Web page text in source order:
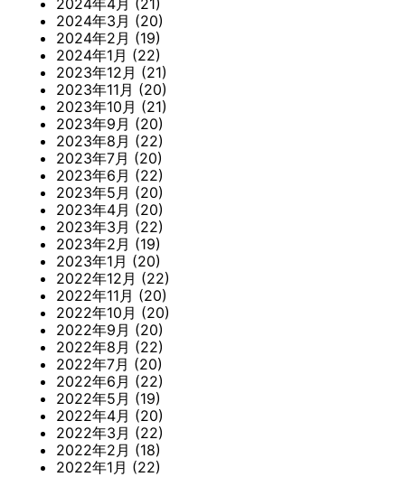
2024年3月 (20)
2024年2月 (19)
2024年1月 (22)
2023年12月 (21)
2023年11月 (20)
2023年10月 (21)
2023年9月 (20)
2023年8月 (22)
2023年7月 (20)
2023年6月 (22)
2023年5月 (20)
2023年4月 (20)
2023年3月 (22)
2023年2月 (19)
2023年1月 (20)
2022年12月 (22)
2022年11月 (20)
2022年10月 (20)
2022年9月 (20)
2022年8月 (22)
2022年7月 (20)
2022年6月 (22)
2022年5月 (19)
2022年4月 (20)
2022年3月 (22)
2022年2月 (18)
2022年1月 (22)